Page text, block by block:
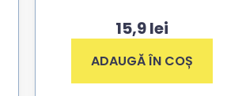
15,9lei
ADAUGĂ ÎN COȘ